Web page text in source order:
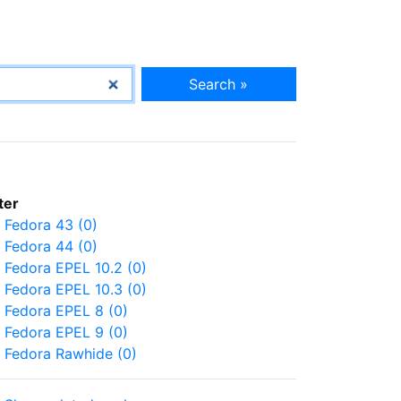
Search »
Fedora 43 (0)
Fedora 44 (0)
Fedora EPEL 10.2 (0)
Fedora EPEL 10.3 (0)
Fedora EPEL 8 (0)
Fedora EPEL 9 (0)
Fedora Rawhide (0)